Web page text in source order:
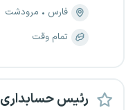
فارس
مرودشت
تمام وقت
رئیس حسابداری